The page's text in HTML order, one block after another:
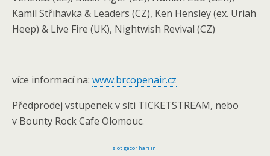
Kamil Střihavka & Leaders (CZ), Ken Hensley (ex. Uriah
Heep) & Live Fire (UK), Nightwish Revival (CZ)
více informací na: www.brcopenair.cz
Předprodej vstupenek v síti TICKETSTREAM, nebo
v Bounty Rock Cafe Olomouc.
slot gacor hari ini